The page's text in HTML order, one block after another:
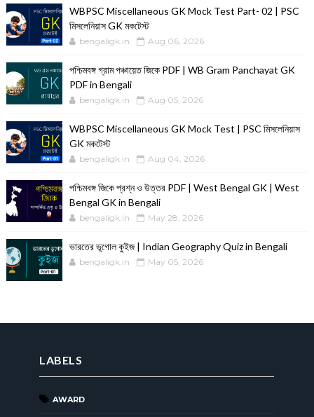
WBPSC Miscellaneous GK Mock Test Part- 02 | PSC
মিসলেনিয়াস GK মকটেস্ট
bengaligk.in Aug 06, 2026
পশ্চিমবঙ্গ গ্রাম পঞ্চায়েত জিকে PDF | WB Gram Panchayat GK
PDF in Bengali
bengaligk.in Aug 05, 2026
WBPSC Miscellaneous GK Mock Test | PSC মিসলেনিয়াস
GK মকটেস্ট
bengaligk.in Aug 04, 2026
পশ্চিমবঙ্গ জিকে প্রশ্ন ও উত্তর PDF | West Bengal GK | West
Bengal GK in Bengali
bengaligk.in May 28, 2026
ভারতের ভূগোল কুইজ | Indian Geography Quiz in Bengali
bengaligk.in May 05, 2026
LABELS
AWARD